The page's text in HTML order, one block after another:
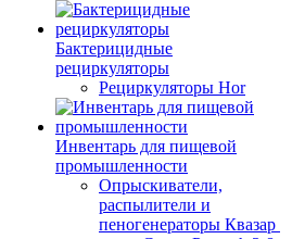
Бактерицидные
рециркуляторы
Рециркуляторы Hor
Инвентарь для пищевой
промышленности
Опрыскиватели,
распылители и
пеногенераторы Квазар